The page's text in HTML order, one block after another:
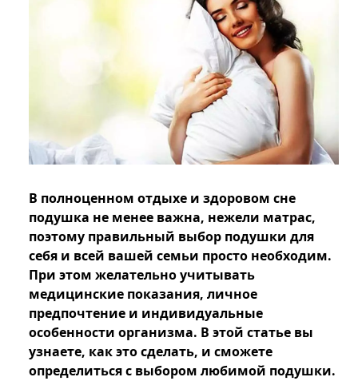
В полноценном отдыхе и здоровом сне
подушка не менее важна, нежели матрас,
поэтому правильный выбор подушки для
себя и всей вашей семьи просто необходим.
При этом желательно учитывать
медицинские показания, личное
предпочтение и индивидуальные
особенности организма. В этой статье вы
узнаете, как это сделать, и сможете
определиться с выбором любимой подушки.